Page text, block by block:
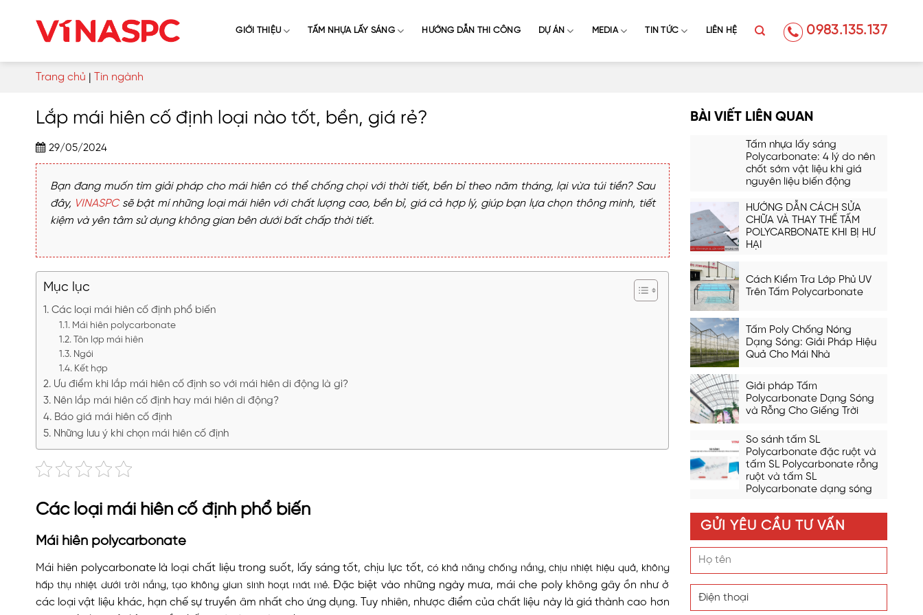
GIỚI THIỆU TẤM NHỰA LẤY SÁNG HƯỚNG DẪN THI CÔNG DỰ ÁN MEDIA TIN TỨC LIÊN HỆ 0983.135.137
Trang chủ | Tin ngành
Lắp mái hiên cố định loại nào tốt, bền, giá rẻ?
29/05/2024
Bạn đang muốn tìm giải pháp cho mái hiên có thể chống chọi với thời tiết, bền bỉ theo năm tháng, lại vừa túi tiền? Sau
đây, VINASPCsẽ bật mí những loại mái hiên với chất lượng cao, bền bỉ, giá cả hợp lý, giúp bạn lựa chọn thông minh, tiết
kiệm và yên tâm sử dụng không gian bên dưới bất chấp thời tiết.
Mục lục
Các loại mái hiên cố định phổ biến
Mái hiên polycarbonate
Tôn lợp mái hiên
Ngói
Kết hợp
Ưu điểm khi lắp mái hiên cố định so với mái hiên di động là gì?
Nên lắp mái hiên cố định hay mái hiên di động?
Báo giá mái hiên cố định
Những lưu ý khi chọn mái hiên cố định
Các loại mái hiên cố định phổ biến
Mái hiên polycarbonate
Mái hiên polycarbonate là loại chất liệu trong suốt, lấy sáng tốt, chịu lực tốt, có khả năng chống nắng, chịu nhiệt hiệu quả, không
hấp thụ nhiệt dưới trời nắng, tạo không gian sinh hoạt mát mẻ.Đặc biệt vào những ngày mưa, mái che poly không gây ồn như ở
các loại vật liệu khác, hạn chế sự truyền âm nhất cho ứng dụng. Tuy nhiên, nhược điểm của chất liệu này là giá thành cao hơn
BÀI VIẾT LIÊN QUAN
Tấm nhựa lấy sáng
Polycarbonate: 4 lý do nên
chốt sớm vật liệu khi giá
nguyên liệu biến động
HƯỚNG DẪN CÁCH SỬA
CHỮA VÀ THAY THẾ TẤM
POLYCARBONATE KHI BỊ HƯ
HẠI
Cách Kiểm Tra Lớp Phủ UV
Trên Tấm Polycarbonate
Tấm Poly Chống Nóng
Dạng Sóng: Giải Pháp Hiệu
Quả Cho Mái Nhà
Giải pháp Tấm
Polycarbonate Dạng Sóng
và Rỗng Cho Giếng Trời
So sánh tấm SL
Polycarbonate đặc ruột và
tấm SL Polycarbonate rỗng
ruột và tấm SL
Polycarbonate dạng sóng
GỬI YÊU CẦU TƯ VẤN